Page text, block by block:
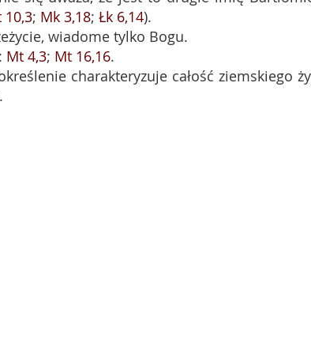
10,3; Mk 3,18; Łk 6,14).
wiadome tylko Bogu.
Mt 4,3; Mt 16,16.
charakteryzuje całość ziemskiego